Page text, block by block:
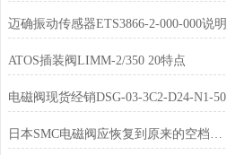
迈确振动传感器ETS3866-2-000-000说明
ATOS插装阀LIMM-2/350 20特点
电磁阀现货经销DSG-03-3C2-D24-N1-50
日本SMC电磁阀应恢复到原来的空档位置